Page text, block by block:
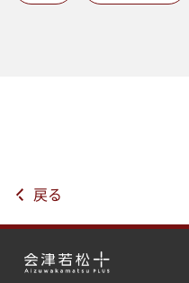
戻る